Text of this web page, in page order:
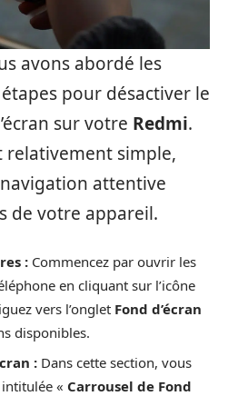
avons abordé les
pour désactiver le
sur votre Redmi.
relativement simple,
attentive
de votre appareil.
: Commencez par ouvrir les
en cliquant sur l’icône
vers l’onglet Fond d’écran
disponibles.
: Dans cette section, vous
« Carrousel de Fond